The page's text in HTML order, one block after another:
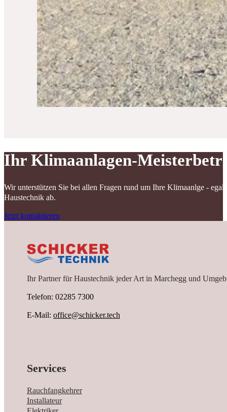
Ihr Klimaanlagen-
Wir unterstützen Sie bei allen Fragen rund um Ihre Klimaanlge -
Haustechnik ab.
Jetzt kontaktieren
Ihr Partner für Haustechnik jeder Art in Marchegg und
Telefon: 02285 7300
E-Mail: office@schicker.tech
Services
Rauchfangkehrer
Installateur